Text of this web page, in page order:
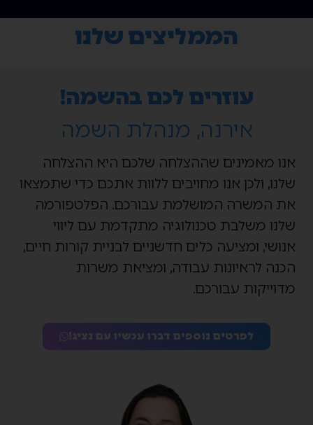
הממליצים שלנו
עוזרים לכם בהשמה!
אירנה, מנהלת השמה
אנו מאמינים שההצלחה שלכם היא ההצלחה
שלנו, ולכן אנו מחויבים ללוות אתכם כדי שתמצאו
את המשרה המושלמת עבורכם. הפלטפורמה
שלנו משלבת טכנולוגיה מתקדמת עם ליווי
אנושי, ומציעה כלים חדשניים לבניית קורות חיים,
הכנה לראיונות עבודה, ומציאת משרות
מדוייקות עבורכם.
לפרטים נוספים דברו עכשיו עם נציג!